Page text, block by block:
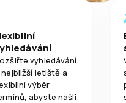
vyhledávání
letiště a
výběr
abyste našli